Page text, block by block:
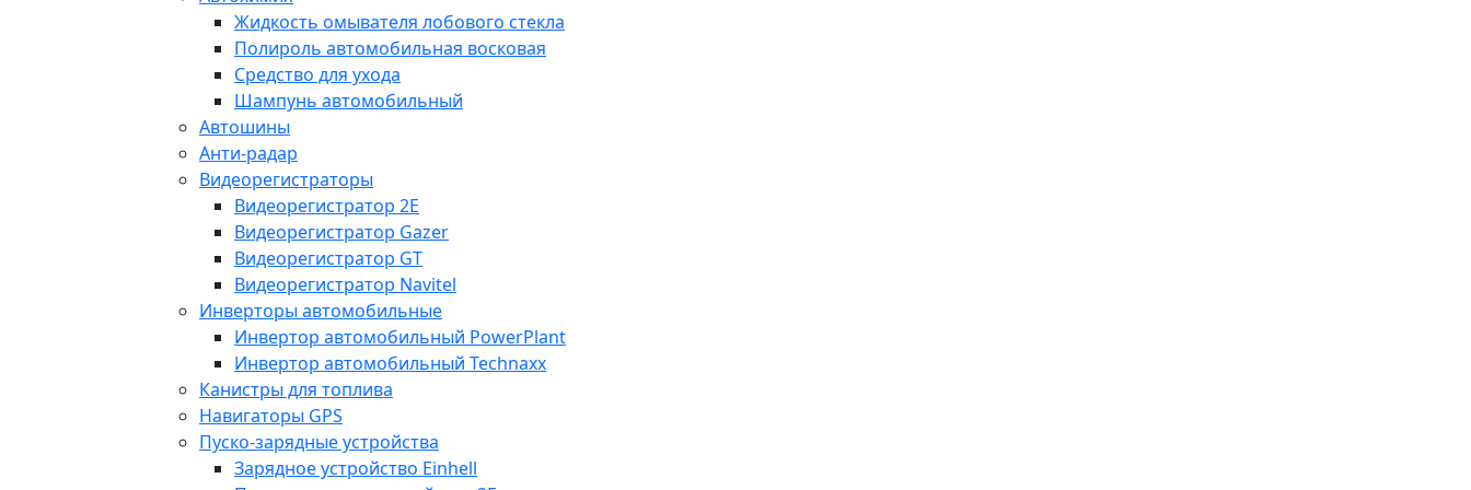
Жидкость омывателя лобового стекла
Полироль автомобильная восковая
Средство для ухода
Шампунь автомобильный
Автошины
Анти-радар
Видеорегистраторы
Видеорегистратор 2E
Видеорегистратор Gazer
Видеорегистратор GT
Видеорегистратор Navitel
Инверторы автомобильные
Инвертор автомобильный PowerPlant
Инвертор автомобильный Technaxx
Канистры для топлива
Навигаторы GPS
Пуско-зарядные устройства
Зарядное устройство Einhell